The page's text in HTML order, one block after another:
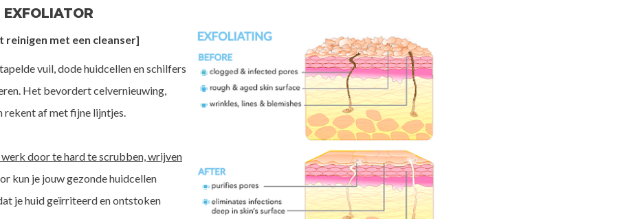
reinigen met een cleanser]
vuil, dode huidcellen en schilfers
Het bevordert celvernieuwing,
rekent af met fijne lijntjes.
door te hard te scrubben, wrijven
kun je jouw gezonde huidcellen
je huid geïrriteerd en ontstoken